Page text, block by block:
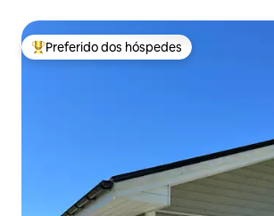
Entre os melhores preferidos dos hóspedes
Preferido dos hóspedes